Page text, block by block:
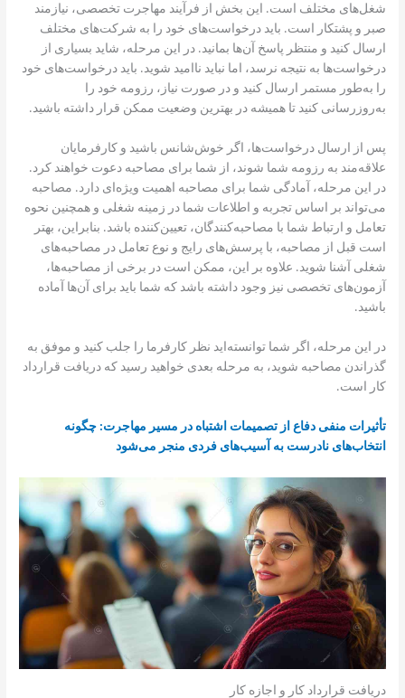
شغل‌های مختلف است. این بخش از فرآیند مهاجرت تخصصی، نیازمند
صبر و پشتکار است. باید درخواست‌های خود را به شرکت‌های مختلف
ارسال کنید و منتظر پاسخ آن‌ها بمانید. در این مرحله، شاید بسیاری از
درخواست‌ها به نتیجه نرسد، اما نباید ناامید شوید. باید درخواست‌های خود
را به‌طور مستمر ارسال کنید و در صورت نیاز، رزومه خود را
به‌روزرسانی کنید تا همیشه در بهترین وضعیت ممکن قرار داشته باشید.
پس از ارسال درخواست‌ها، اگر خوش‌شانس باشید و کارفرمایان
علاقه‌مند به رزومه شما شوند، از شما برای مصاحبه دعوت خواهند کرد.
در این مرحله، آمادگی شما برای مصاحبه اهمیت ویژه‌ای دارد. مصاحبه
می‌تواند بر اساس تجربه و اطلاعات شما در زمینه شغلی و همچنین نحوه
تعامل و ارتباط شما با مصاحبه‌کنندگان، تعیین‌کننده باشد. بنابراین، بهتر
است قبل از مصاحبه، با پرسش‌های رایج و نوع تعامل در مصاحبه‌های
شغلی آشنا شوید. علاوه بر این، ممکن است در برخی از مصاحبه‌ها،
آزمون‌های تخصصی نیز وجود داشته باشد که شما باید برای آن‌ها آماده
باشید.
در این مرحله، اگر شما توانسته‌اید نظر کارفرما را جلب کنید و موفق به
گذراندن مصاحبه شوید، به مرحله بعدی خواهید رسید که دریافت قرارداد
کار است.
تأثیرات منفی دفاع از تصمیمات اشتباه در مسیر مهاجرت: چگونه
انتخاب‌های نادرست به آسیب‌های فردی منجر می‌شود
دریافت قرارداد کار و اجازه کار